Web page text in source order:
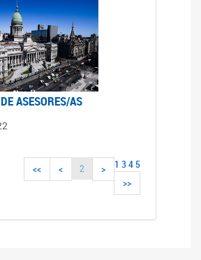
ASESORES/AS
<< < 1
2 3 4 5
>
>>